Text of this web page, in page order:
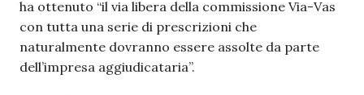
ha ottenuto “il via libera della commissione Via-Vas
con tutta una serie di prescrizioni che
naturalmente dovranno essere assolte da parte
dell’impresa aggiudicataria”.